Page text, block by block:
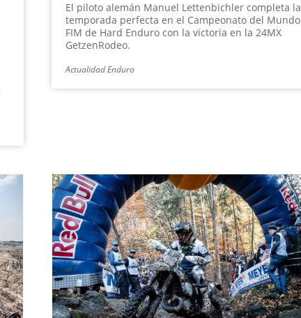
El piloto alemán Manuel Lettenbichler completa la
temporada perfecta en el Campeonato del Mundo
FIM de Hard Enduro con la victoria en la 24MX
GetzenRodeo.
Actualidad Enduro